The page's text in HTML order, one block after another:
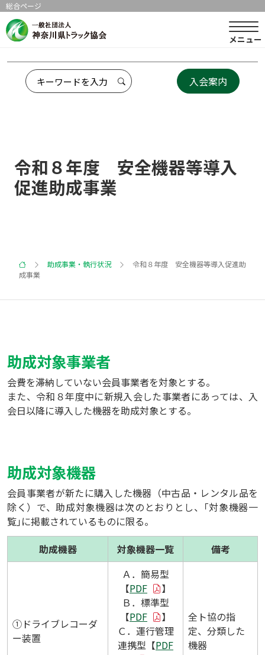
総合ページ
メニュー
入会案内
令和８年度 安全機器等導入
促進助成事業
助成事業・執行状況
令和８年度 安全機器等導入促進助
成事業
助成対象事業者
会費を滞納していない会員事業者を対象とする。
また、令和８年度中に新規入会した事業者にあっては、入
会日以降に導入した機器を助成対象とする。
助成対象機器
会員事業者が新たに購入した機器（中古品・レンタル品を
除く）で、助成対象機器は次のとおりとし、｢対象機器一
覧｣に掲載されているものに限る。
助成機器
対象機器一覧 備考
①ドライブレコーダ
ー装置
Ａ．簡易型
【PDF
】
Ｂ．標準型
【PDF
】
Ｃ．運行管理
連携型【PDF
全ト協の指
定、分類した
機器